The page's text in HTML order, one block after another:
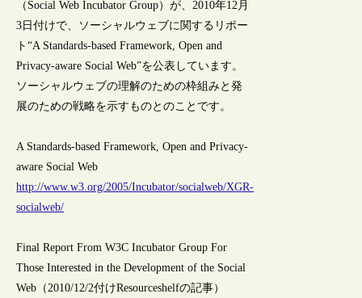
（Social Web Incubator Group）が、2010年12月
3日付けで、ソーシャルウェブに関するリポー
ト“A Standards-based Framework, Open and
Privacy-aware Social Web”を公表しています。
ソーシャルウェブの理解のための枠組みと発
展のための戦略を示すものとのことです。
A Standards-based Framework, Open and Privacy-
aware Social Web
http://www.w3.org/2005/Incubator/socialweb/XGR-
socialweb/
Final Report From W3C Incubator Group For
Those Interested in the Development of the Social
Web（2010/12/2付けResourceshelfの記事）